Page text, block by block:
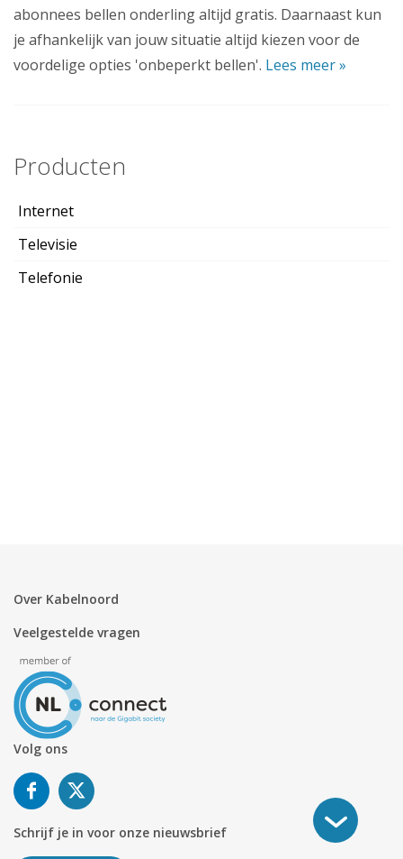
abonnees bellen onderling altijd gratis. Daarnaast kun
je afhankelijk van jouw situatie altijd kiezen voor de
voordelige opties 'onbeperkt bellen'. Lees meer »
Producten
Internet
Televisie
Telefonie
Over Kabelnoord
Veelgestelde vragen
Volg ons
Schrijf je in voor onze nieuwsbrief